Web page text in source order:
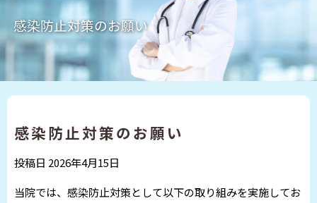
感染防止対策のお願い
感染防止対策のお願い
投稿日 2026年4月15日
当院では、感染防止対策として以下の取り組みを実施してお